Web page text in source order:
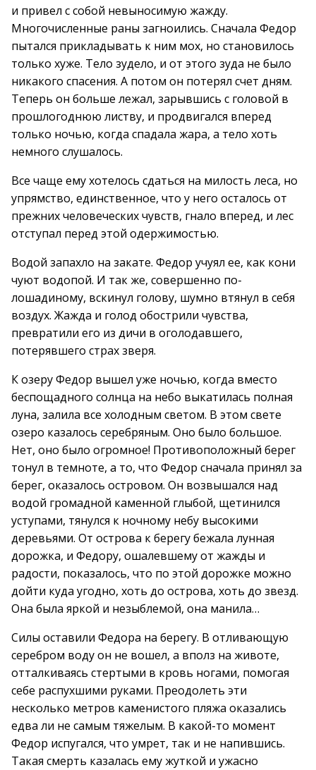
и привел с собой невыносимую жажду.
Многочисленные раны загноились. Сначала Федор
пытался прикладывать к ним мох, но становилось
только хуже. Тело зудело, и от этого зуда не было
никакого спасения. А потом он потерял счет дням.
Теперь он больше лежал, зарывшись с головой в
прошлогоднюю листву, и продвигался вперед
только ночью, когда спадала жара, а тело хоть
немного слушалось.
Все чаще ему хотелось сдаться на милость леса, но
упрямство, единственное, что у него осталось от
прежних человеческих чувств, гнало вперед, и лес
отступал перед этой одержимостью.
Водой запахло на закате. Федор учуял ее, как кони
чуют водопой. И так же, совершенно по-
лошадиному, вскинул голову, шумно втянул в себя
воздух. Жажда и голод обострили чувства,
превратили его из дичи в оголодавшего,
потерявшего страх зверя.
К озеру Федор вышел уже ночью, когда вместо
беспощадного солнца на небо выкатилась полная
луна, залила все холодным светом. В этом свете
озеро казалось серебряным. Оно было большое.
Нет, оно было огромное! Противоположный берег
тонул в темноте, а то, что Федор сначала принял за
берег, оказалось островом. Он возвышался над
водой громадной каменной глыбой, щетинился
уступами, тянулся к ночному небу высокими
деревьями. От острова к берегу бежала лунная
дорожка, и Федору, ошалевшему от жажды и
радости, показалось, что по этой дорожке можно
дойти куда угодно, хоть до острова, хоть до звезд.
Она была яркой и незыблемой, она манила…
Силы оставили Федора на берегу. В отливающую
серебром воду он не вошел, а вполз на животе,
отталкиваясь стертыми в кровь ногами, помогая
себе распухшими руками. Преодолеть эти
несколько метров каменистого пляжа оказались
едва ли не самым тяжелым. В какой-то момент
Федор испугался, что умрет, так и не напившись.
Такая смерть казалась ему жуткой и ужасно